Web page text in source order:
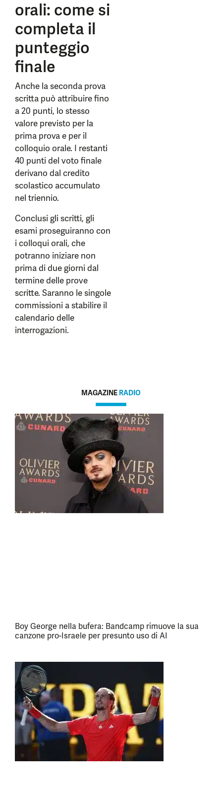
orali: come si
completa il
punteggio
finale
Anche la seconda prova
scritta può attribuire fino
a 20 punti, lo stesso
valore previsto per la
prima prova e per il
colloquio orale. I restanti
40 punti del voto finale
derivano dal credito
scolastico accumulato
nel triennio.
Conclusi gli scritti, gli
esami proseguiranno con
i colloqui orali, che
potranno iniziare non
prima di due giorni dal
termine delle prove
scritte. Saranno le singole
commissioni a stabilire il
calendario delle
interrogazioni.
MAGAZINE RADIO
Boy George nella bufera: Bandcamp rimuove la sua
canzone pro-Israele per presunto uso di AI